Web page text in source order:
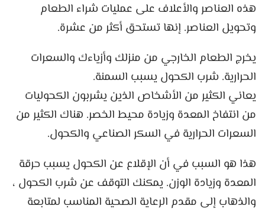
هذه العناصر والأعلاف على عمليات شراء الطعام
وتحويل العناصر. إنها تستحق أكثر من عشرة.
يخرج الطعام الخارجي من منزلك وأزياءك والسعرات
الحرارية. شرب الكحول يسبب السمنة.
يعاني الكثير من الأشخاص الذين يشربون الكحوليات
من انتفاخ المعدة وزيادة محيط الخصر. هناك الكثير من
السعرات الحرارية في السكر الصناعي والكحول.
هذا هو السبب في أن الإقلاع عن الكحول يسبب حرقة
المعدة وزيادة الوزن. يمكنك التوقف عن شرب الكحول ،
والذهاب إلى مقدم الرعاية الصحية المناسب لمتابعة